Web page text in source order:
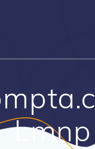
Lmnp